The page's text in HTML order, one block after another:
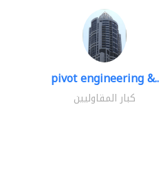
pivot engineering &..
كبار المقاوليين